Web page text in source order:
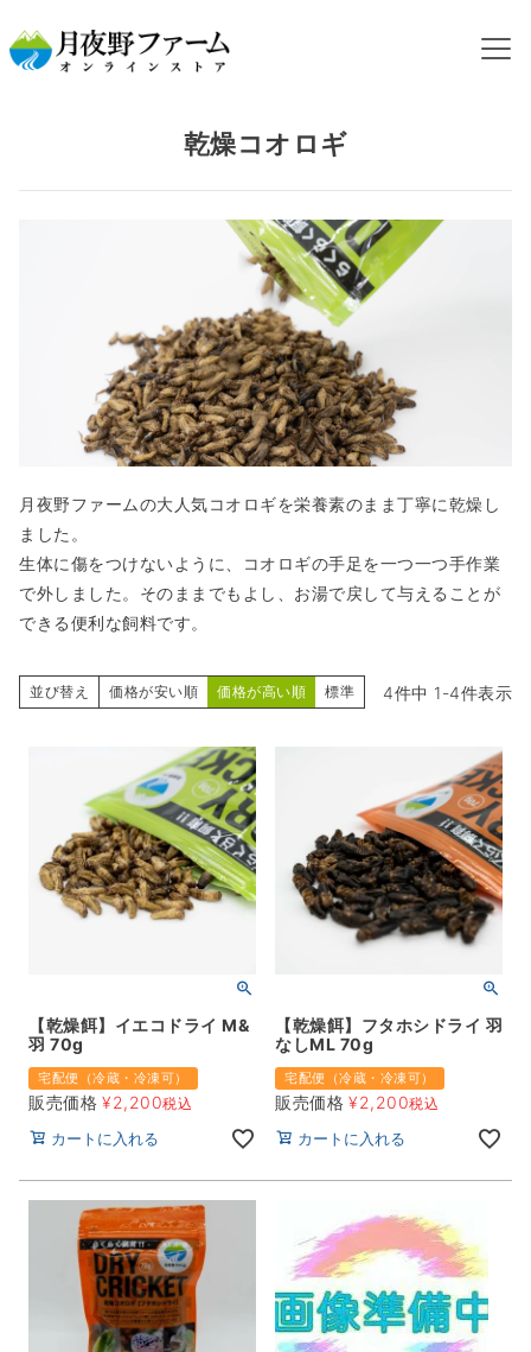
乾燥コオロギ
月夜野ファームの大人気コオロギを栄養素のまま丁寧に乾燥し
ました。
生体に傷をつけないように、コオロギの手足を一つ一つ手作業
で外しました。そのままでもよし、お湯で戻して与えることが
できる便利な飼料です。
並び替え 価格が安い順 価格が高い順 標準 4件中 1-4件表示
【乾燥餌】イエコドライ M&
羽 70g
宅配便（冷蔵・冷凍可）
販売価格 ¥2,200税込
カートに入れる
【乾燥餌】フタホシドライ 羽
なしML 70g
宅配便（冷蔵・冷凍可）
販売価格 ¥2,200税込
カートに入れる